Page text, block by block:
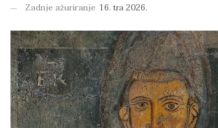
Zadnje ažuriranje 16. tra 2026.